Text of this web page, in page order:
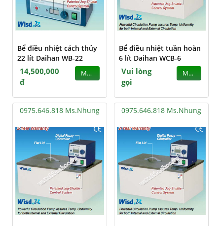
Bể điều nhiệt cách thủy
22 lít Daihan WB-22
14,500,000
đ
MUA
Bể điều nhiệt tuần hoàn
6 lít Daihan WCB-6
Vui lòng
gọi
MUA
0975.646.818 Ms.Nhung 0975.646.818 Ms.Nhung